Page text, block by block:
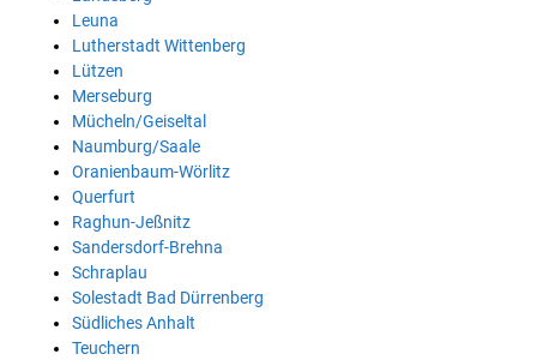
Leuna
Lutherstadt Wittenberg
Lützen
Merseburg
Mücheln/Geiseltal
Naumburg/Saale
Oranienbaum-Wörlitz
Querfurt
Raghun-Jeßnitz
Sandersdorf-Brehna
Schraplau
Solestadt Bad Dürrenberg
Südliches Anhalt
Teuchern